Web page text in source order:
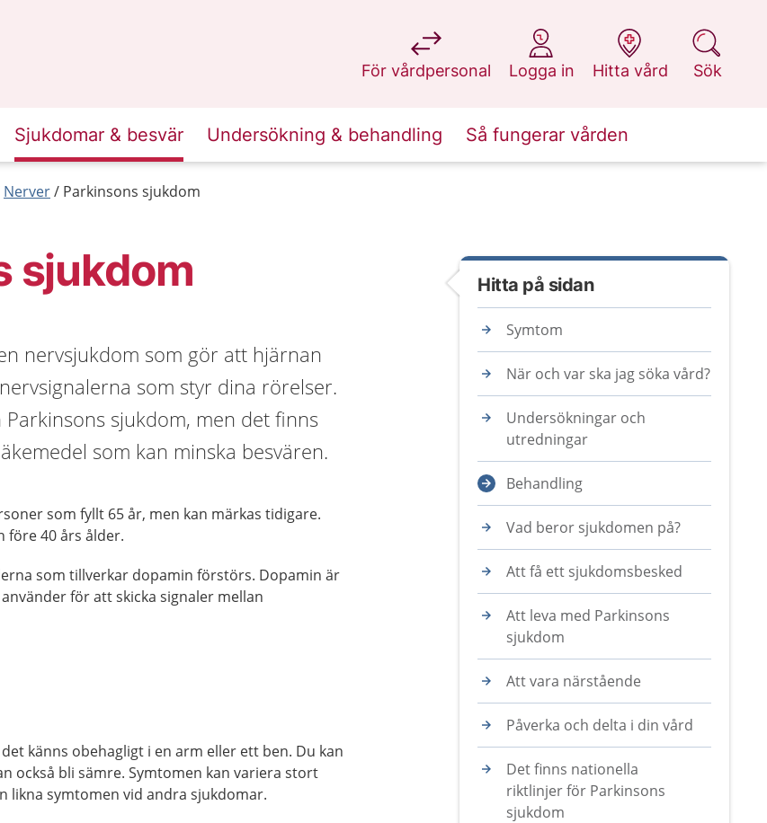
För vårdpersonal
på 1177.se
Logga in
på 1177.se
Hitta vård
på 1177.se
Sök
på 1177.se
Sjukdomar & besvär Undersökning & behandling Så fungerar vården
Nerver Parkinsons sjukdom
sjukdom
nervsjukdom som gör att hjärnan
som styr dina rörelser.
sjukdom, men det finns
som kan minska besvären.
som fyllt 65 år, men kan märkas tidigare.
före 40 års ålder.
som tillverkar dopamin förstörs. Dopamin är
för att skicka signaler mellan
känns obehagligt i en arm eller ett ben. Du kan
också bli sämre. Symtomen kan variera stort
likna symtomen vid andra sjukdomar.
Hitta på sidan
Symtom
När och var ska jag söka vård?
Undersökningar och
utredningar
Behandling
Vad beror sjukdomen på?
Att få ett sjukdomsbesked
Att leva med Parkinsons
sjukdom
Att vara närstående
Påverka och delta i din vård
Det finns nationella
riktlinjer för Parkinsons
sjukdom